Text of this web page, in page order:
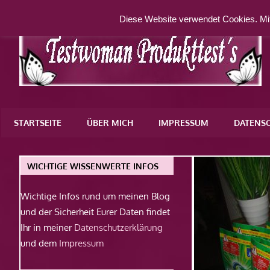
springen
WordPress-
STARTSEITE ÜBER MICH IMPRESSUM
WICHTIGE WISSENWERTE INFOS
Wichtige Infos rund um meinen Blog
und der Sicherheit Eurer Daten findet
Ihr in meiner Datenschutzerklärung
und dem Impressum
Diese Website verwendet Cookies.